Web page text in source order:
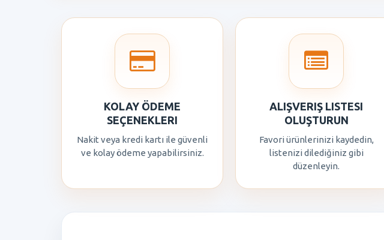
KOLAY ÖDEME
SEÇENEKLERI
Nakit veya kredi kartı ile güvenli
ve kolay ödeme yapabilirsiniz.
ALIŞVERIŞ LISTESI
OLUŞTURUN
Favori ürünlerinizi kaydedin,
listenizi dilediğiniz gibi
düzenleyin.